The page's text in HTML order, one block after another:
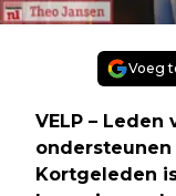
Voeg
VELP –
ondersteunen
Kortgeleden